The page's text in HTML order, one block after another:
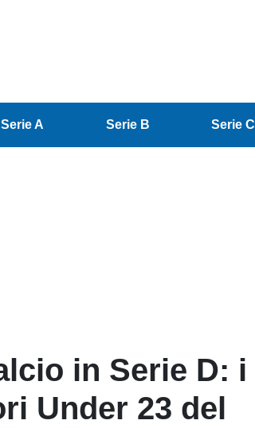
Serie A Serie B Serie C
in Serie D: i
Under 23 del